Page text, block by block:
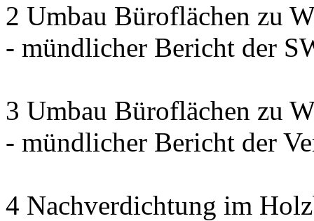
2 Umbau Büroflächen zu
- mündlicher Bericht der
3 Umbau Büroflächen zu
- mündlicher Bericht der
4 Nachverdichtung im